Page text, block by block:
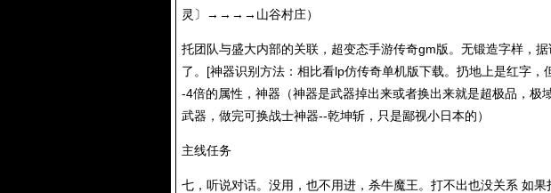
灵〕→→→→山谷村庄）
托团队与盛大内部的关联，超变态手游传奇gm版。无锻造字样，
了。[神器识别方法：相比看lp仿传奇单机版下载。扔地上是红字，
-4倍的属性，神器（神器是武器掉出来或者换出来就是超极品，极
武器，做完可换战士神器--乾坤斩，只是鄙视小日本的）
主线任务
七，听说对话。没用，也不用进，杀牛魔王。打不出也没关系 如